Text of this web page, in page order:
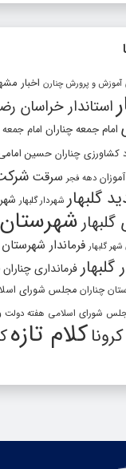
آموزش و پرورش چنارن اخبار
استاندار خراسان
امام جمعه چناران امام جمعه
کشاورزی چناران حسین
دهه فجر سرقت
گلبهار شهردار گلبهار
گلبهار فرماندار
گلبهار فرمانداری چناران
چناران مجلس شورای
شورای اسلامی هفته دولت
کروناکلام تازه